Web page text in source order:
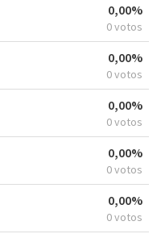
0,00%
0 votos
0,00%
0 votos
0,00%
0 votos
0,00%
0 votos
0,00%
0 votos